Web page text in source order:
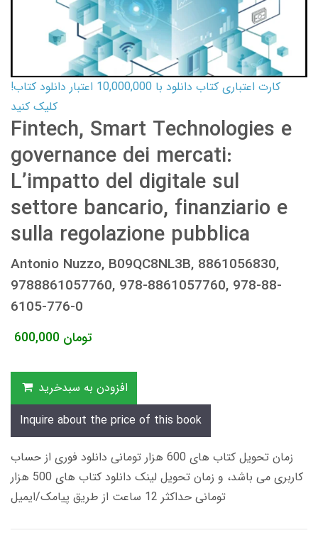
کارت اعتباری کتاب دانلود با 10,000,000 اعتبار دانلود کتاب!
کلیک کنید
Fintech, Smart Technologies e
governance dei mercati:
L’impatto del digitale sul
settore bancario, finanziario e
sulla regolazione pubblica
Antonio Nuzzo, B09QC8NL3B, 8861056830,
9788861057760, 978-8861057760, 978-88-
6105-776-0
600,000 تومان
افزودن به سبدخرید
Inquire about the price of this book
زمان تحویل کتاب های 600 هزار تومانی دانلود فوری از حساب
کاربری می باشد، و زمان تحویل لینک دانلود کتاب های 500 هزار
تومانی حداکثر 12 ساعت از طریق پیامک/ایمیل